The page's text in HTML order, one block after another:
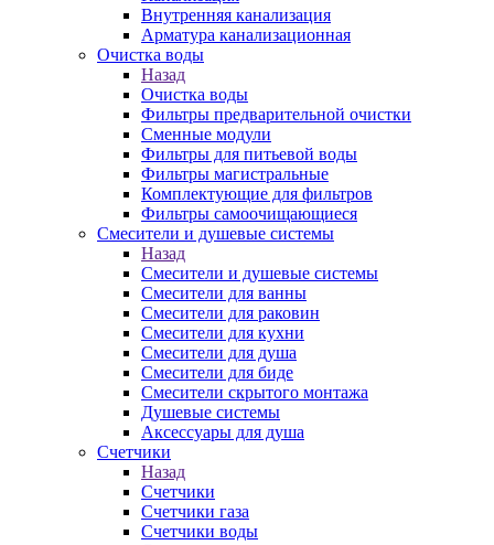
Внутренняя канализация
Арматура канализационная
Очистка воды
Назад
Очистка воды
Фильтры предварительной очистки
Сменные модули
Фильтры для питьевой воды
Фильтры магистральные
Комплектующие для фильтров
Фильтры самоочищающиеся
Смесители и душевые системы
Назад
Смесители и душевые системы
Смесители для ванны
Смесители для раковин
Смесители для кухни
Смесители для душа
Смесители для биде
Смесители скрытого монтажа
Душевые системы
Аксессуары для душа
Счетчики
Назад
Счетчики
Счетчики газа
Счетчики воды